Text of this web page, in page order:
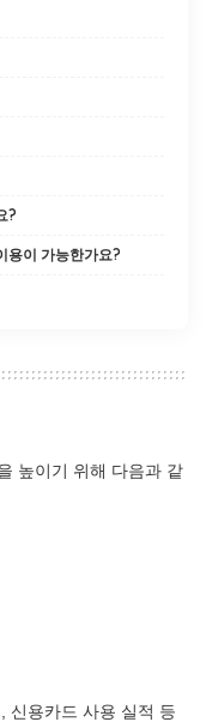
?
용이 가능한가요?
높이기 위해 다음과 같
신용카드 사용 실적 등